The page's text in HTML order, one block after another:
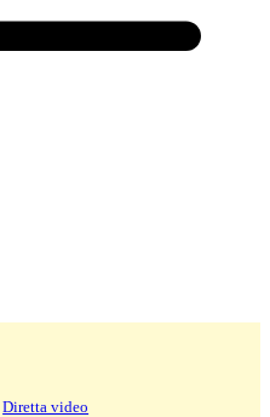
Diretta video